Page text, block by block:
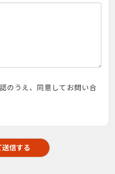
のうえ、同意してお問い合
信する